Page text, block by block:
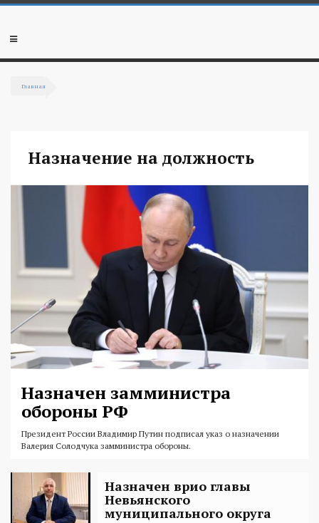
Перейти к основному содержанию
Мобильное
Главная
Назначение на должность
Назначен замминистра
обороны РФ
Президент России Владимир Путин подписал указ о назначении
Валерия Солодчука замминистра обороны.
Назначен врио главы
Невьянского
муниципального округа